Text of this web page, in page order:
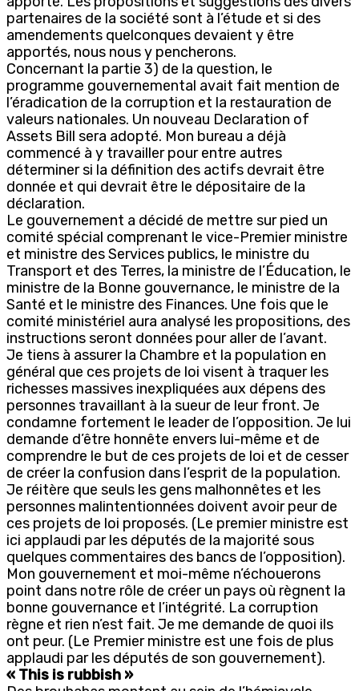
partenaires de la société sont à l’étude et si des
amendements quelconques devaient y être
apportés, nous nous y pencherons.
Concernant la partie 3) de la question, le
programme gouvernemental avait fait mention de
l’éradication de la corruption et la restauration de
valeurs nationales. Un nouveau Declaration of
Assets Bill sera adopté. Mon bureau a déjà
commencé à y travailler pour entre autres
déterminer si la définition des actifs devrait être
donnée et qui devrait être le dépositaire de la
déclaration.
Le gouvernement a décidé de mettre sur pied un
comité spécial comprenant le vice-Premier ministre
et ministre des Services publics, le ministre du
Transport et des Terres, la ministre de l’Éducation, le
ministre de la Bonne gouvernance, le ministre de la
Santé et le ministre des Finances. Une fois que le
comité ministériel aura analysé les propositions, des
instructions seront données pour aller de l’avant.
Je tiens à assurer la Chambre et la population en
général que ces projets de loi visent à traquer les
richesses massives inexpliquées aux dépens des
personnes travaillant à la sueur de leur front. Je
condamne fortement le leader de l’opposition. Je lui
demande d’être honnête envers lui-même et de
comprendre le but de ces projets de loi et de cesser
de créer la confusion dans l’esprit de la population.
Je réitère que seuls les gens malhonnêtes et les
personnes malintentionnées doivent avoir peur de
ces projets de loi proposés. (Le premier ministre est
ici applaudi par les députés de la majorité sous
quelques commentaires des bancs de l’opposition).
Mon gouvernement et moi-même n’échouerons
point dans notre rôle de créer un pays où règnent la
bonne gouvernance et l’intégrité. La corruption
règne et rien n’est fait. Je me demande de quoi ils
ont peur. (Le Premier ministre est une fois de plus
applaudi par les députés de son gouvernement).
« This is rubbish »